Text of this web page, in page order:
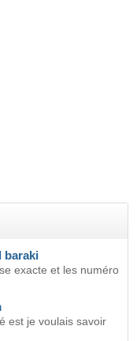
baraki
exacte et les numéro
est je voulais savoir